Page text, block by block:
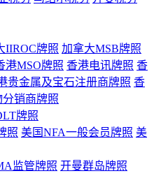
IIROC牌照 加拿大MSB牌照
港MSO牌照 香港电讯牌照 香
贵金属及宝石注册商牌照 香
销商牌照
牌照
照 美国NFA一般会员牌照 美
监管牌照 开曼群岛牌照